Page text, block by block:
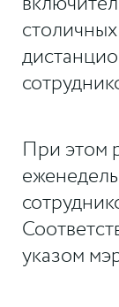
При этом
указом